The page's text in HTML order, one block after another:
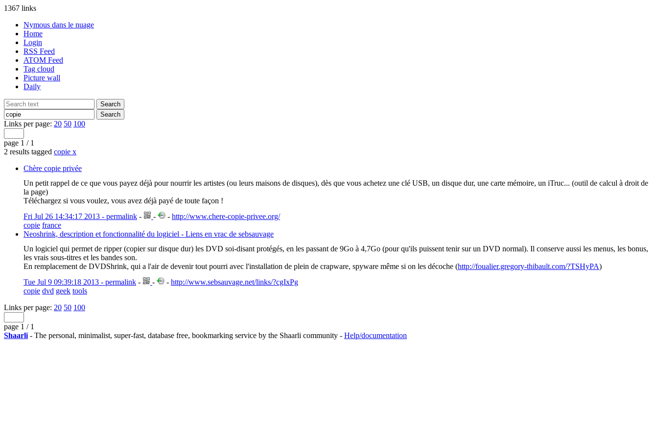
1367 links
Nymous dans le nuage
Home
Login
RSS Feed
ATOM Feed
Tag cloud
Picture wall
Daily
Links per page: 20 50 100
page 1 / 1
2 results tagged copie x
Chère copie privée
Un petit rappel de ce que vous payez déjà pour nourrir les artistes (ou leurs maisons de disques), dès que vous achetez une clé USB, un disque dur, une carte mémoire, un iTruc... (outil de calcul à droit de
la page)
Téléchargez si vous voulez, vous avez déjà payé de toute façon !
Fri Jul 26 14:34:17 2013 - permalink - - - http://www.chere-copie-privee.org/
copie france
Neoshrink, description et fonctionnalité du logiciel - Liens en vrac de sebsauvage
Un logiciel qui permet de ripper (copier sur disque dur) les DVD soi-disant protégés, en les passant de 9Go à 4,7Go (pour qu'ils puissent tenir sur un DVD normal). Il conserve aussi les menus, les bonus,
les vrais sous-titres et les bandes son.
En remplacement de DVDShrink, qui a l'air de devenir tout pourri avec l'installation de plein de crapware, spyware même si on les décoche (http://foualier.gregory-thibault.com/?TSHyPA)
Tue Jul 9 09:39:18 2013 - permalink - - - http://www.sebsauvage.net/links/?cgIxPg
copie dvd geek tools
Links per page: 20 50 100
page 1 / 1
Shaarli - The personal, minimalist, super-fast, database free, bookmarking service by the Shaarli community - Help/documentation